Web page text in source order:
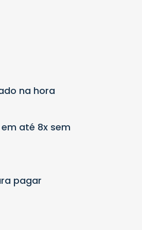
na hora
até 8x sem
pagar